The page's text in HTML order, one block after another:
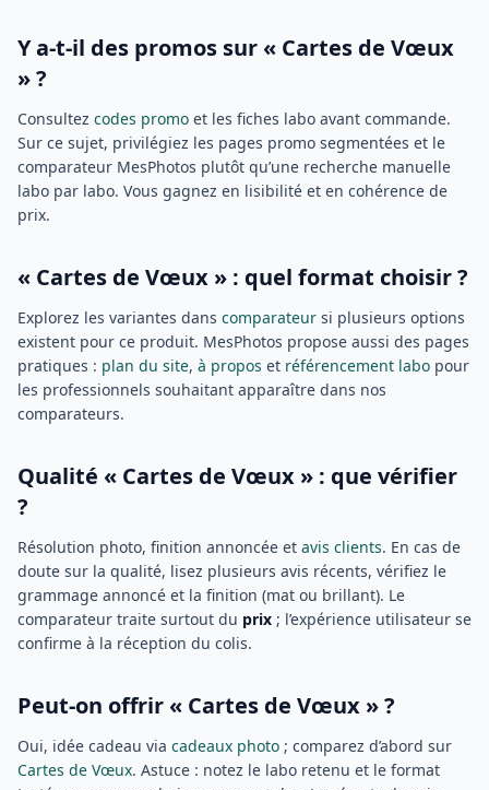
Y a-t-il des promos sur « Cartes de Vœux
» ?
Consultez codes promo et les fiches labo avant commande.
Sur ce sujet, privilégiez les pages promo segmentées et le
comparateur MesPhotos plutôt qu’une recherche manuelle
labo par labo. Vous gagnez en lisibilité et en cohérence de
prix.
« Cartes de Vœux » : quel format choisir ?
Explorez les variantes dans comparateur si plusieurs options
existent pour ce produit. MesPhotos propose aussi des pages
pratiques : plan du site, à propos et référencement labo pour
les professionnels souhaitant apparaître dans nos
comparateurs.
Qualité « Cartes de Vœux » : que vérifier
?
Résolution photo, finition annoncée et avis clients. En cas de
doute sur la qualité, lisez plusieurs avis récents, vérifiez le
grammage annoncé et la finition (mat ou brillant). Le
comparateur traite surtout du prix ; l’expérience utilisateur se
confirme à la réception du colis.
Peut-on offrir « Cartes de Vœux » ?
Oui, idée cadeau via cadeaux photo ; comparez d’abord sur
Cartes de Vœux. Astuce : notez le labo retenu et le format